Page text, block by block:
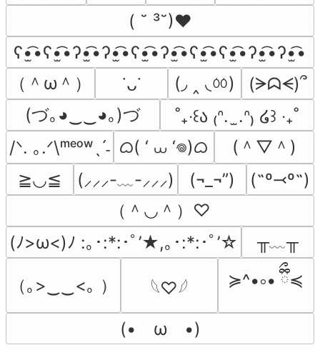
( ˘ ³˘)♥
ʕ•̫͡•ʕ•̫͡•ʔ•̫͡•ʔ•̫͡•ʕ•̫͡•ʔ•̫͡•ʕ•̫͡•ʕ•̫͡•ʔ•̫͡•ʔ•̫͡•
（＾ω＾）
˙ᴗ˙ (◞ ‸ ◟ㆀ)
(ᗒᗣᗕ)՞
(づ｡◕‿‿◕｡)づ
˚₊‧꒰ა ₍ᐢ.  ̫.ᐢ₎ ໒꒱ ‧₊˚
/ᐠ. ｡.ᐟ\ᵐᵉᵒʷˎˊ˗ ᜊ( ‘ ⩊ ‘𖦹)ᜊ
(＾▽＾)
≧◡≦
(⸝⸝⸝-﹏-⸝⸝⸝) (¬_¬”)
(˶º⤙º˶)
（＾◡＾）♡
(ﾉ>ω<)ﾉ :｡･:*:･ﾟ’★,｡･:*:･ﾟ’☆
╥﹏╥
（｡>‿‿<｡ ） 𓆩♡𓆪 ≽^•༚• ྀིྀ≼
(•　ω　•)